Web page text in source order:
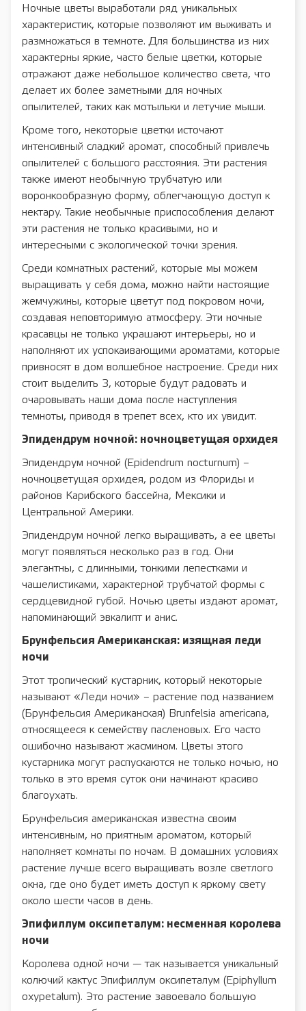
Ночные цветы выработали ряд уникальных
характеристик, которые позволяют им выживать и
размножаться в темноте. Для большинства из них
характерны яркие, часто белые цветки, которые
отражают даже небольшое количество света, что
делает их более заметными для ночных
опылителей, таких как мотыльки и летучие мыши.
Кроме того, некоторые цветки источают
интенсивный сладкий аромат, способный привлечь
опылителей с большого расстояния. Эти растения
также имеют необычную трубчатую или
воронкообразную форму, облегчающую доступ к
нектару. Такие необычные приспособления делают
эти растения не только красивыми, но и
интересными с экологической точки зрения.
Среди комнатных растений, которые мы можем
выращивать у себя дома, можно найти настоящие
жемчужины, которые цветут под покровом ночи,
создавая неповторимую атмосферу. Эти ночные
красавцы не только украшают интерьеры, но и
наполняют их успокаивающими ароматами, которые
привносят в дом волшебное настроение. Среди них
стоит выделить 3, которые будут радовать и
очаровывать наши дома после наступления
темноты, приводя в трепет всех, кто их увидит.
Эпидендрум ночной: ночноцветущая орхидея
Эпидендрум ночной (Epidendrum nocturnum) –
ночноцветущая орхидея, родом из Флориды и
районов Карибского бассейна, Мексики и
Центральной Америки.
Эпидендрум ночной легко выращивать, а ее цветы
могут появляться несколько раз в год. Они
элегантны, с длинными, тонкими лепестками и
чашелистиками, характерной трубчатой формы с
сердцевидной губой. Ночью цветы издают аромат,
напоминающий эвкалипт и анис.
Брунфельсия Американская: изящная леди
ночи
Этот тропический кустарник, который некоторые
называют «Леди ночи» – растение под названием
(Брунфельсия Американская) Brunfelsia americana,
относящееся к семейству пасленовых. Его часто
ошибочно называют жасмином. Цветы этого
кустарника могут распускаются не только ночью, но
только в это время суток они начинают красиво
благоухать.
Брунфельсия американская известна своим
интенсивным, но приятным ароматом, который
наполняет комнаты по ночам. В домашних условиях
растение лучше всего выращивать возле светлого
окна, где оно будет иметь доступ к яркому свету
около шести часов в день.
Эпифиллум оксипеталум: несменная королева
ночи
Королева одной ночи — так называется уникальный
колючий кактус Эпифиллум оксипеталум (Epiphyllum
oxypetalum). Это растение завоевало большую